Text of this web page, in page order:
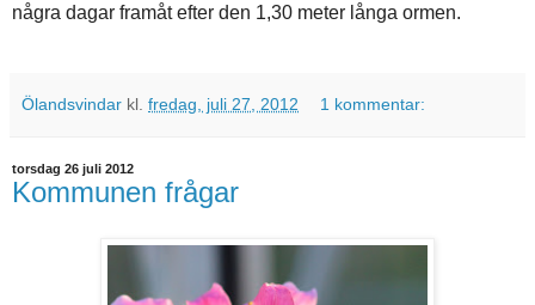
några dagar framåt efter den 1,30 meter långa ormen.
Ölandsvindar kl. fredag, juli 27, 2012 1 kommentar:
torsdag 26 juli 2012
Kommunen frågar